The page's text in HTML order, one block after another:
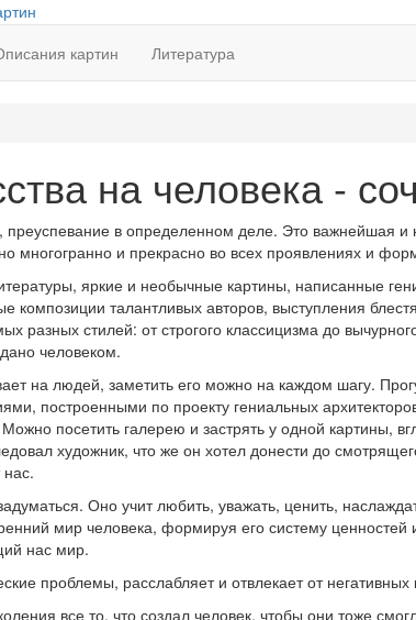
картин Литература
на человека -
преуспевание в определенном деле. Это важнейшая
многогранно и прекрасно во всех проявлениях и
яркие и необычные картины, написанные
композиции талантливых авторов, выступления
разных стилей: от строгого классицизма до
человеком.
на людей, заметить его можно на каждом шагу.
построенными по проекту гениальных
посетить галерею и застрять у одной картины,
художник, что же он хотел донести до
нас.
Оно учит любить, уважать, ценить,
мир человека, формируя его систему ценностей
нас мир.
проблемы, расслабляет и отвлекает от
все то, что создал человек, чтобы они тоже